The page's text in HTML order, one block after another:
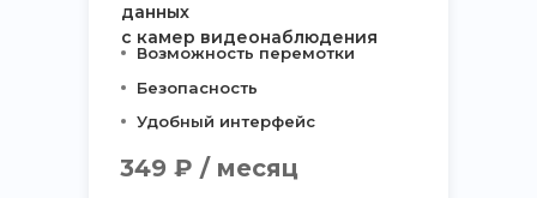
данных
с камер видеонаблюдения
Возможность перемотки
Безопасность
Удобный интерфейс
349 ₽ / месяц